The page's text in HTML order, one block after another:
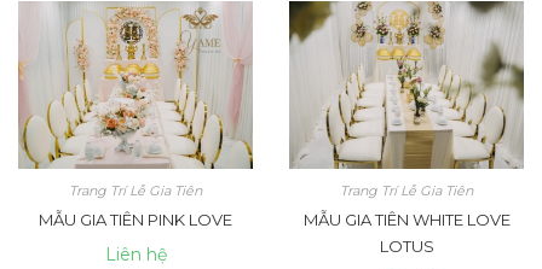
Trang Trí Lễ Gia Tiên
MẪU GIA TIÊN PINK LOVE
Liên hệ
Trang Trí Lễ Gia Tiên
MẪU GIA TIÊN WHITE LOVE
LOTUS